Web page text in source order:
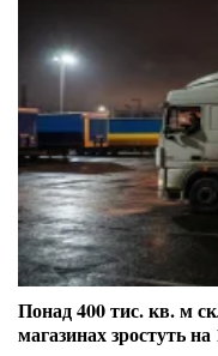
Понад 400 тис. кв. м
магазинах зростуть